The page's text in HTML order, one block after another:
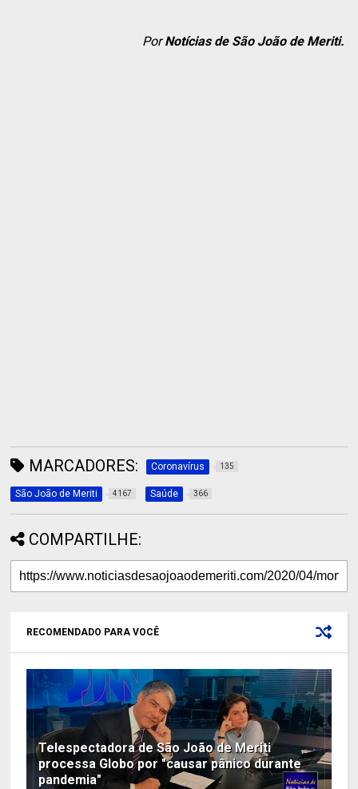
PorNotícias de São João de Meriti.
MARCADORES: Coronavírus 135
São João de Meriti 4167 Saúde 366
COMPARTILHE:
RECOMENDADO PARA VOCÊ
Telespectadora de São João de Meriti
processa Globo por "causar pânico durante
pandemia"